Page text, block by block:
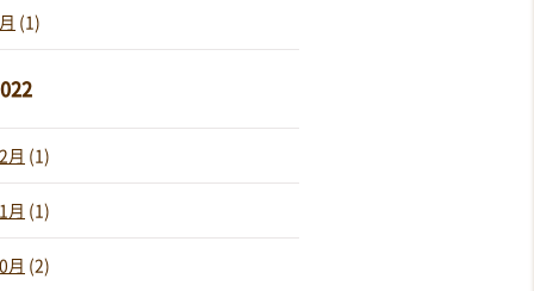
(1)
月 (1)
月 (1)
月 (2)